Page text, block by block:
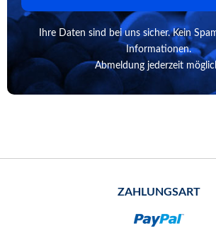
Ihre Daten sind bei uns sicher. Kein
Informationen.
Abmeldung jederzeit
ZAHLUNGSART